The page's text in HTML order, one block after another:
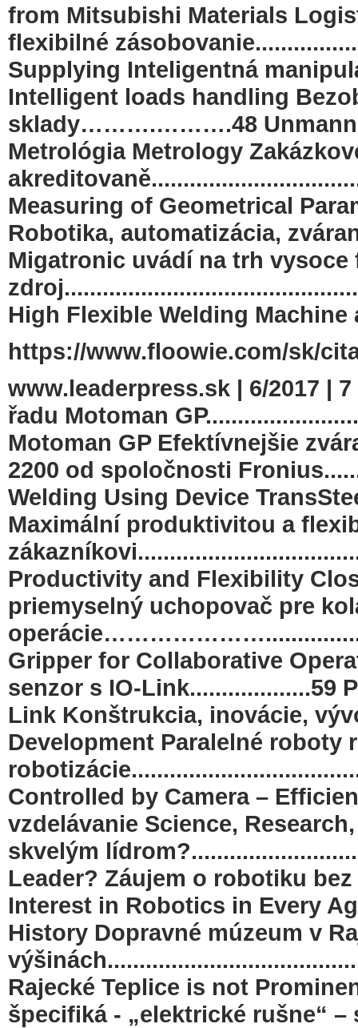
from Mitsubishi Materials
flexibilné
Supplying Inteligentná
Intelligent loads handling
sklady……….……….48
Metrológia Metrology
Measuring of Geometrical
Robotika, automatizácia,
Migatronic uvádí na trh
High Flexible Welding Machine
https://www.floowie.com/sk/
www.leaderpress.sk | 6/2017 |
řadu Motoman
Motoman GP Efektívnejšie
2200 od spoločnosti
Welding Using Device
Maximální produktivitou a
Productivity and Flexibility
priemyselný uchopovač pre
Gripper for Collaborative
senzor s IO-Link...................59
Link Konštrukcia, inovácie,
Development Paralelné roboty
Controlled by Camera –
vzdelávanie Science,
skvelým
Leader? Záujem o robotiku
Interest in Robotics in Every
History Dopravné múzeum v
Rajecké Teplice is not
špecifiká - „elektrické rušne“ –